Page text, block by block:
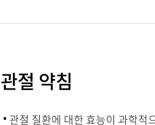
관절 약침
· 관절 질환에 대한 효능이 과학적